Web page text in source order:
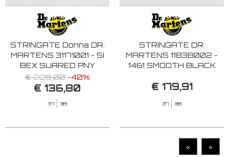
STRINGATE Donna DR.
MARTENS 31171001 - 5I
BEX SUARED PNY
BLACK
€ 228,00 -40%
€ 136,80
37 38
STRINGATE DR.
MARTENS 11838002 -
1461 SMOOTH BLACK
€ 179,91
37 38
« »